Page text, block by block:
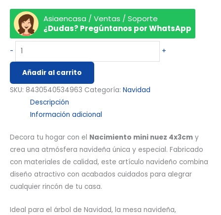
Asiaencasa / Ventas / Soporte
¿Dudas? Pregúntanos por WhatsApp
- +
Añadir al carrito
SKU: 8430540534963 Categoría: Navidad
Descripción
Información adicional
Decora tu hogar con el Nacimiento mini nuez 4x3cm y
crea una atmósfera navideña única y especial. Fabricado
con materiales de calidad, este artículo navideño combina
diseño atractivo con acabados cuidados para alegrar
cualquier rincón de tu casa.
Ideal para el árbol de Navidad, la mesa navideña,